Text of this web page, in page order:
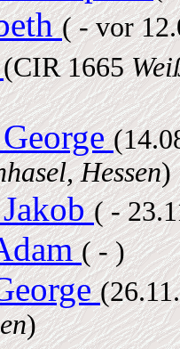
( - vor
(CIR 1665
Hessen)
( -
( - )
)